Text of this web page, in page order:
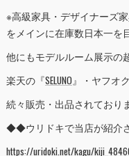
※高級家具・デザイナーズ
をメインに在庫数日本一を
他にもモデルルーム展示の
楽天の『SELUNO』・ヤフオ
続々販売・出品されており
◆◆ウリドキで当店が紹介
https://uridoki.net/kagu/